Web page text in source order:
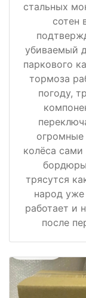
стальных
сотен
убиваемый
паркового
тормоза
погоду,
колёса
трясутся
народ
работает и
после